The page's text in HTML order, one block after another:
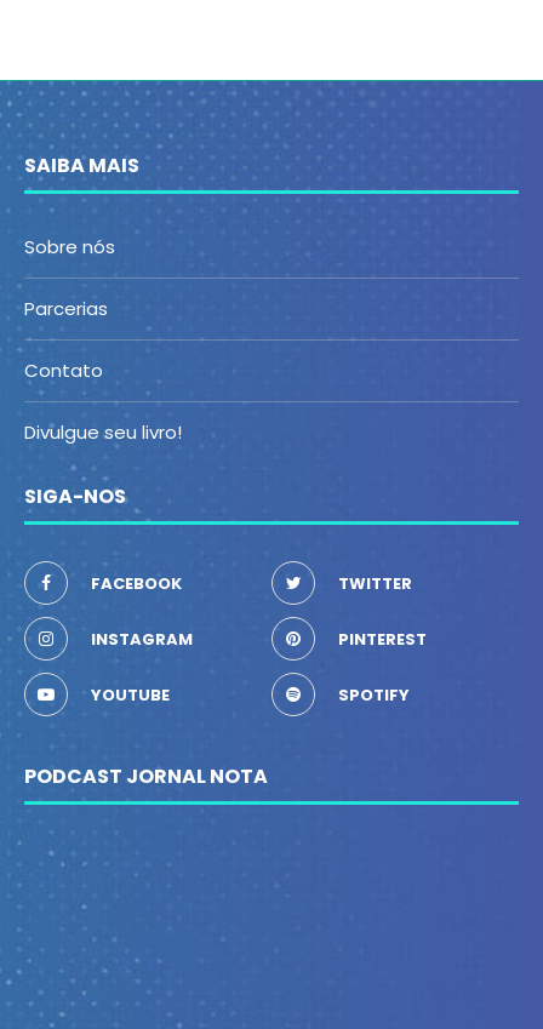
SAIBA MAIS
Sobre nós
Parcerias
Contato
Divulgue seu livro!
SIGA-NOS
FACEBOOK TWITTER
INSTAGRAM PINTEREST
YOUTUBE SPOTIFY
PODCAST JORNAL NOTA